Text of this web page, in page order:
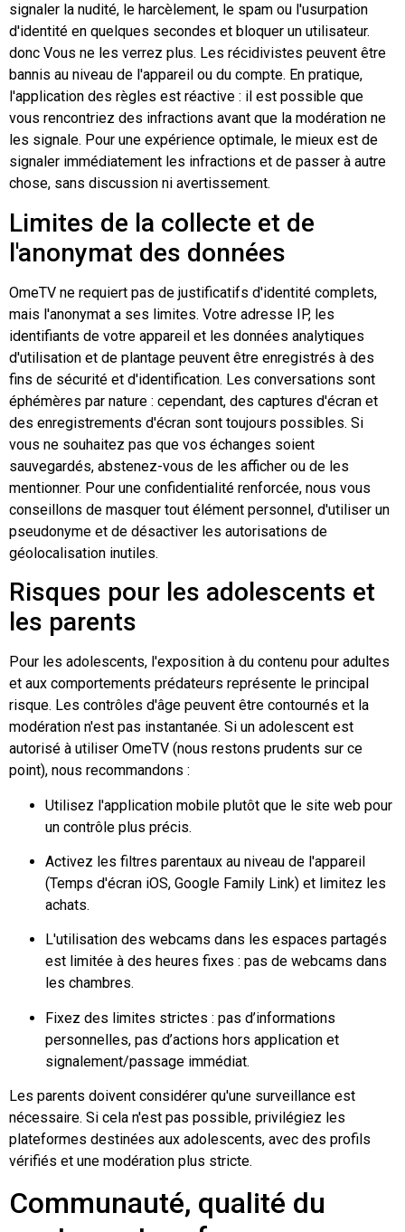
signaler la nudité, le harcèlement, le spam ou l'usurpation
d'identité en quelques secondes et bloquer un utilisateur.
donc Vous ne les verrez plus. Les récidivistes peuvent être
bannis au niveau de l'appareil ou du compte. En pratique,
l'application des règles est réactive : il est possible que
vous rencontriez des infractions avant que la modération ne
les signale. Pour une expérience optimale, le mieux est de
signaler immédiatement les infractions et de passer à autre
chose, sans discussion ni avertissement.
Limites de la collecte et de
l'anonymat des données
OmeTV ne requiert pas de justificatifs d'identité complets,
mais l'anonymat a ses limites. Votre adresse IP, les
identifiants de votre appareil et les données analytiques
d'utilisation et de plantage peuvent être enregistrés à des
fins de sécurité et d'identification. Les conversations sont
éphémères par nature : cependant, des captures d'écran et
des enregistrements d'écran sont toujours possibles. Si
vous ne souhaitez pas que vos échanges soient
sauvegardés, abstenez-vous de les afficher ou de les
mentionner. Pour une confidentialité renforcée, nous vous
conseillons de masquer tout élément personnel, d'utiliser un
pseudonyme et de désactiver les autorisations de
géolocalisation inutiles.
Risques pour les adolescents et
les parents
Pour les adolescents, l'exposition à du contenu pour adultes
et aux comportements prédateurs représente le principal
risque. Les contrôles d'âge peuvent être contournés et la
modération n'est pas instantanée. Si un adolescent est
autorisé à utiliser OmeTV (nous restons prudents sur ce
point), nous recommandons :
Utilisez l'application mobile plutôt que le site web pour
un contrôle plus précis.
Activez les filtres parentaux au niveau de l'appareil
(Temps d'écran iOS, Google Family Link) et limitez les
achats.
L'utilisation des webcams dans les espaces partagés
est limitée à des heures fixes : pas de webcams dans
les chambres.
Fixez des limites strictes : pas d’informations
personnelles, pas d’actions hors application et
signalement/passage immédiat.
Les parents doivent considérer qu'une surveillance est
nécessaire. Si cela n'est pas possible, privilégiez les
plateformes destinées aux adolescents, avec des profils
vérifiés et une modération plus stricte.
Communauté, qualité du